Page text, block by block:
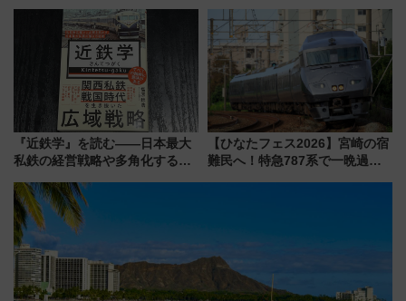
で極上の夏祭り鉄道旅を放送
『近鉄学』を読む――日本最大
私鉄の経営戦略や多角化する事
にする一冊
【ひなたフェス2026】宮崎の宿
難民へ！特急787系で一晩過ご